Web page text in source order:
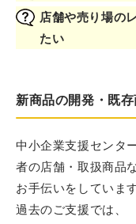
店舗や売り場の
たい
新商品の開発・既
中小企業支援センタ
者の店舗・取扱商品
お手伝いをしています
過去のご支援では、